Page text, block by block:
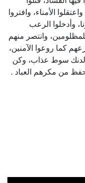
الأمناء، وافتروا
وأدخلوا الرعب
وانتصر منهم
كما روعوا الآمنين،
لدنك سوط عذاب، وكن
من مكرهم العباد .